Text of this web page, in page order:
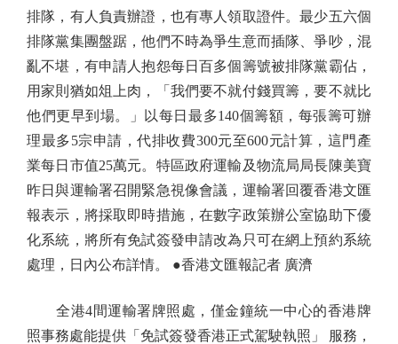
排隊，有人負責辦證，也有專人領取證件。最少五六個
排隊黨集團盤踞，他們不時為爭生意而插隊、爭吵，混
亂不堪，有申請人抱怨每日百多個籌號被排隊黨霸佔，
用家則猶如俎上肉，「我們要不就付錢買籌，要不就比
他們更早到場。」以每日最多140個籌額，每張籌可辦
理最多5宗申請，代排收費300元至600元計算，這門產
業每日市值25萬元。特區政府運輸及物流局局長陳美寶
昨日與運輸署召開緊急視像會議，運輸署回覆香港文匯
報表示，將採取即時措施，在數字政策辦公室協助下優
化系統，將所有免試簽發申請改為只可在網上預約系統
處理，日內公布詳情。 ●香港文匯報記者 廣濟
全港4間運輸署牌照處，僅金鐘統一中心的香港牌
照事務處能提供「免試簽發香港正式駕駛執照」 服務，